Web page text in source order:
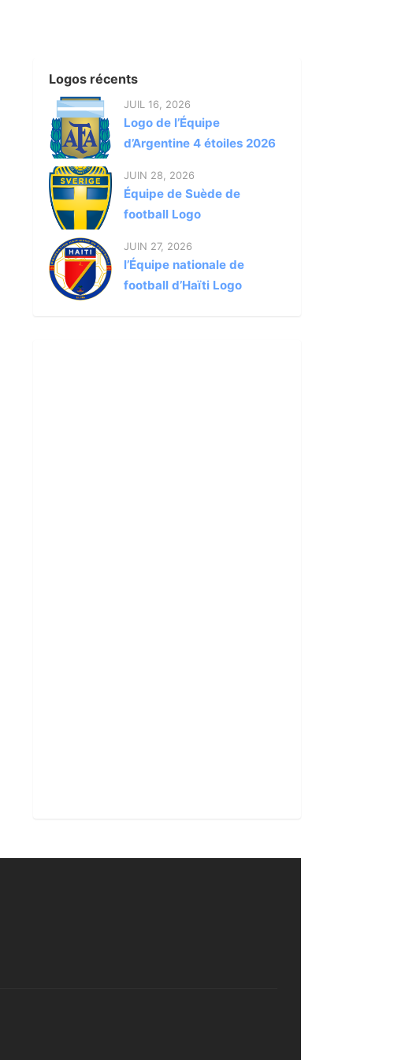
Logos récents
JUIL 16, 2026
Logo de l’Équipe
d’Argentine 4 étoiles 2026
JUIN 28, 2026
Équipe de Suède de
football Logo
JUIN 27, 2026
l’Équipe nationale de
football d’Haïti Logo